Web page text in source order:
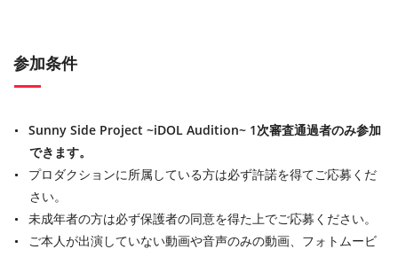
参加条件
Sunny Side Project ~iDOL Audition~ 1次審査通過者のみ参加
できます。
プロダクションに所属している方は必ず許諾を得てご応募くだ
さい。
未成年者の方は必ず保護者の同意を得た上でご応募ください。
ご本人が出演していない動画や音声のみの動画、フォトムービ